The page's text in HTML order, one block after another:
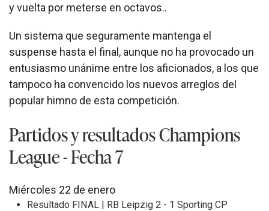
y vuelta por meterse en octavos..
Un sistema que seguramente mantenga el
suspense hasta el final, aunque no ha provocado un
entusiasmo unánime entre los aficionados, a los que
tampoco ha convencido los nuevos arreglos del
popular himno de esta competición.
Partidos y resultados Champions
League - Fecha 7
Miércoles 22 de enero
Resultado FINAL | RB Leipzig 2 - 1 Sporting CP